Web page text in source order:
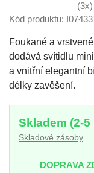
(3x)
Kód produktu:
Foukané a
dodává svítidlu
a vnitřní elegantní
délky zavěšení.
Skladem (2-
Skladové zásoby
DOPRAVA